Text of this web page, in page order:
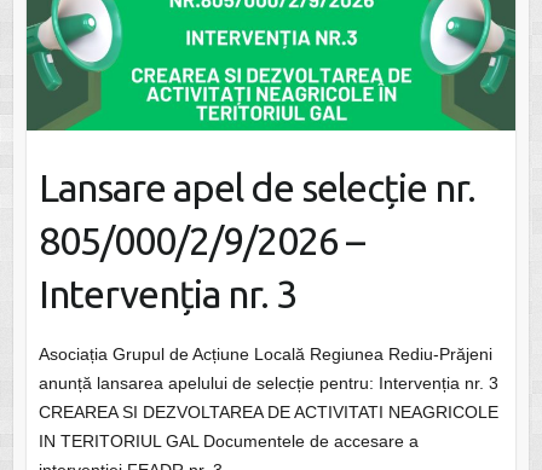
Lansare apel de selecție nr.
805/000/2/9/2026 –
Intervenția nr. 3
Asociația Grupul de Acțiune Locală Regiunea Rediu-Prăjeni
anunță lansarea apelului de selecție pentru: Intervenția nr. 3
CREAREA SI DEZVOLTAREA DE ACTIVITATI NEAGRICOLE
IN TERITORIUL GAL Documentele de accesare a